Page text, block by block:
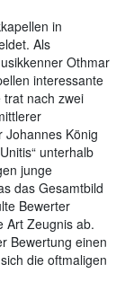
in
Als
Othmar
interessante
nach zwei
Johannes König
unterhalb
junge
das Gesamtbild
Bewerter
Art Zeugnis ab.
Bewertung einen
die oftmaligen